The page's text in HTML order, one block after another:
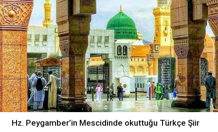
Hz. Peygamber’in Mescidinde okuttuğu Türkçe Şiir